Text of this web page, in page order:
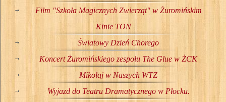
Film "Szkoła Magicznych Zwierząt" w Żuromińskim
Kinie TON
Światowy Dzień Chorego
Koncert Żuromińskiego zespołu The Glue w ŻCK
Mikołaj w Naszych WTZ
Wyjazd do Teatru Dramatycznego w Płocku.